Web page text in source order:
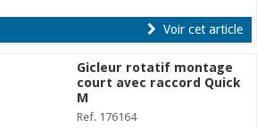
Voir cet article
Gicleur rotatif montage
court avec raccord Quick
M
Ref. 176164